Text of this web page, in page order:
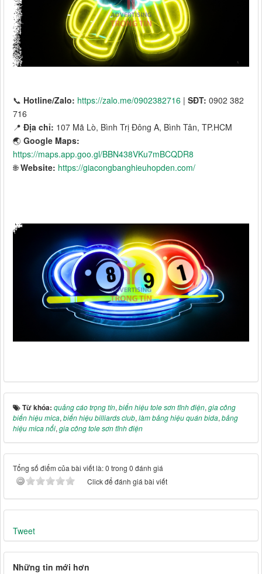
📞 Hotline/Zalo: https://zalo.me/0902382716 | SĐT: 0902 382
716
📍 Địa chỉ: 107 Mã Lò, Bình Trị Đông A, Bình Tân, TP.HCM
🌏 Google Maps:
https://maps.app.goo.gl/BBN438VKu7mBCQDR8
🌐Website: https://giacongbanghieuhopden.com/
Từ khóa: quảng cáo trọng tín, biển hiệu tole sơn tĩnh điện, gia công
biển hiệu mica, biển hiệu billiards club, làm bảng hiệu quán bida, bảng
hiệu mica nổi, gia công tole sơn tĩnh điện
Tổng số điểm của bài viết là: 0 trong 0 đánh giá
Click để đánh giá bài viết
Tweet
Những tin mới hơn